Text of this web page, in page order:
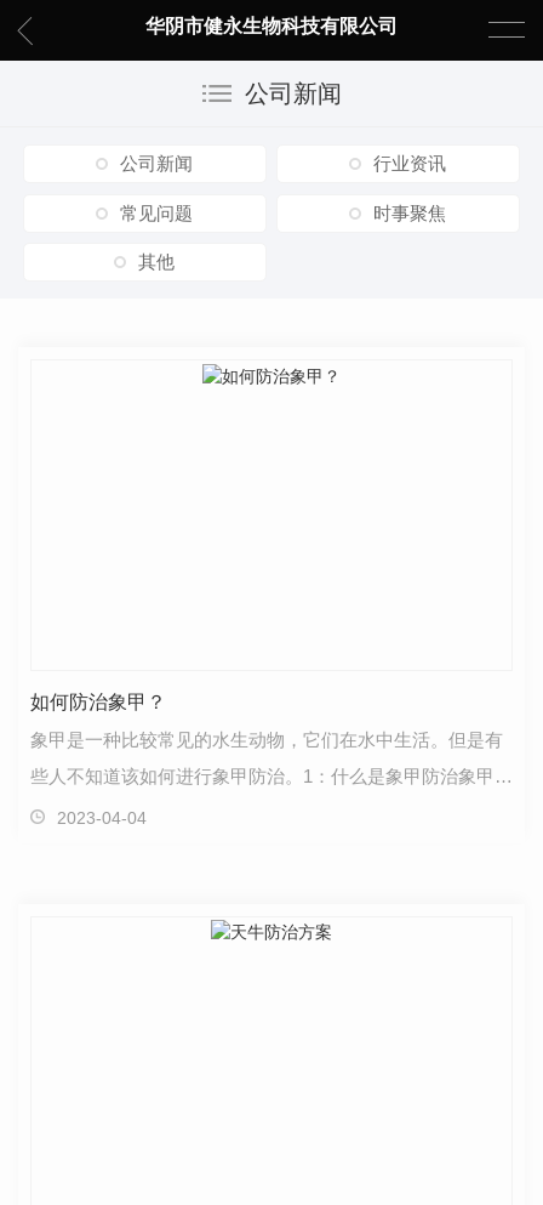
华阴市健永生物科技有限公司
公司新闻
公司新闻 行业资讯
常见问题 时事聚焦
其他
如何防治象甲？
象甲是一种比较常见的水生动物，它们在水中生活。但是有
些人不知道该如何进行象甲防治。1：什么是象甲防治象甲是
一种常见的害虫，它们主要通过吸血或捕食其他昆虫…
2023-04-04